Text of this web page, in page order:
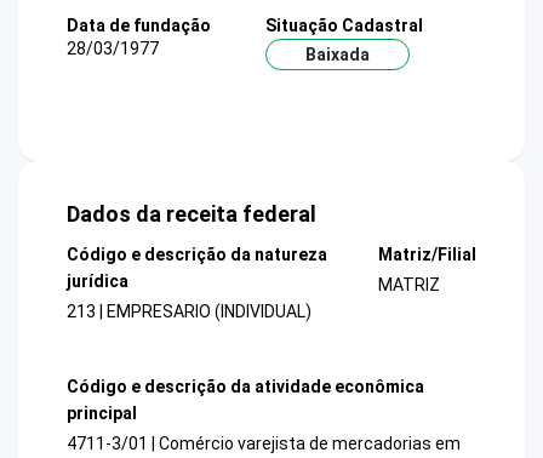
Data de fundação
28/03/1977
Situação Cadastral
Baixada
Dados da receita federal
Código e descrição da natureza
jurídica
213 | EMPRESARIO (INDIVIDUAL)
Matriz/Filial
MATRIZ
Código e descrição da atividade econômica
principal
4711-3/01 | Comércio varejista de mercadorias em